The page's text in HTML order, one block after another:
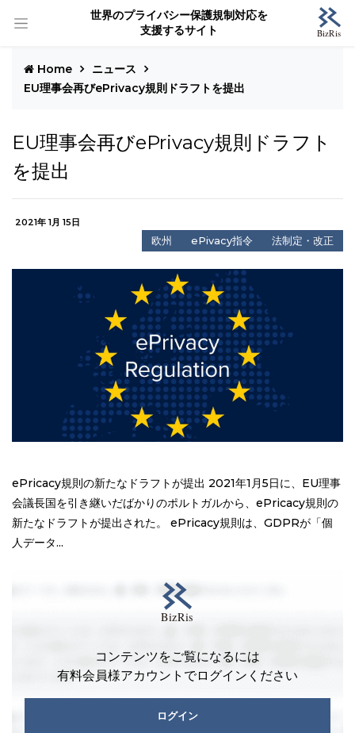
世界のプライバシー保護規制対応を
支援するサイト
Home
ニュース
EU理事会再びePrivacy規則ドラフトを提出
EU理事会再びePrivacy規則ドラフト
を提出
2021年 1月 15日
欧州 ePivacy指令 法制定・改正
ePricacy規則の新たなドラフトが提出 2021年1月5日に、EU理事
会議長国を引き継いだばかりのポルトガルから、ePricacy規則の
新たなドラフトが提出された。 ePricacy規則は、GDPRが「個
人データ...
コンテンツをご覧になるには
有料会員様アカウントでログインください
ログイン